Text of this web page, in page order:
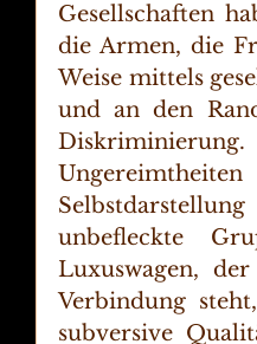
Gesellschaften
die Armen, die
Weise mittels
und an den
unbefleckte
Luxuswagen,
Verbindung
subversive